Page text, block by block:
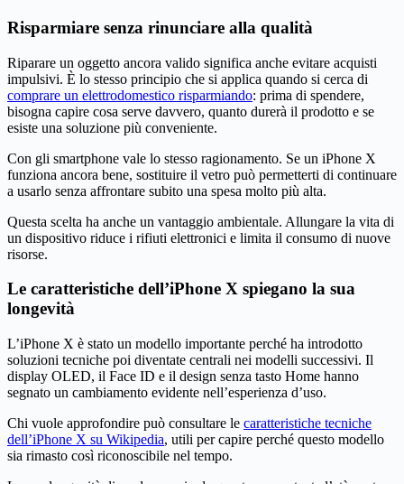
Risparmiare senza rinunciare alla qualità
Riparare un oggetto ancora valido significa anche evitare acquisti
impulsivi. È lo stesso principio che si applica quando si cerca di
comprare un elettrodomestico risparmiando: prima di spendere,
bisogna capire cosa serve davvero, quanto durerà il prodotto e se
esiste una soluzione più conveniente.
Con gli smartphone vale lo stesso ragionamento. Se un iPhone X
funziona ancora bene, sostituire il vetro può permetterti di continuare
a usarlo senza affrontare subito una spesa molto più alta.
Questa scelta ha anche un vantaggio ambientale. Allungare la vita di
un dispositivo riduce i rifiuti elettronici e limita il consumo di nuove
risorse.
Le caratteristiche dell’iPhone X spiegano la sua
longevità
L’iPhone X è stato un modello importante perché ha introdotto
soluzioni tecniche poi diventate centrali nei modelli successivi. Il
display OLED, il Face ID e il design senza tasto Home hanno
segnato un cambiamento evidente nell’esperienza d’uso.
Chi vuole approfondire può consultare le caratteristiche tecniche
dell’iPhone X su Wikipedia, utili per capire perché questo modello
sia rimasto così riconoscibile nel tempo.